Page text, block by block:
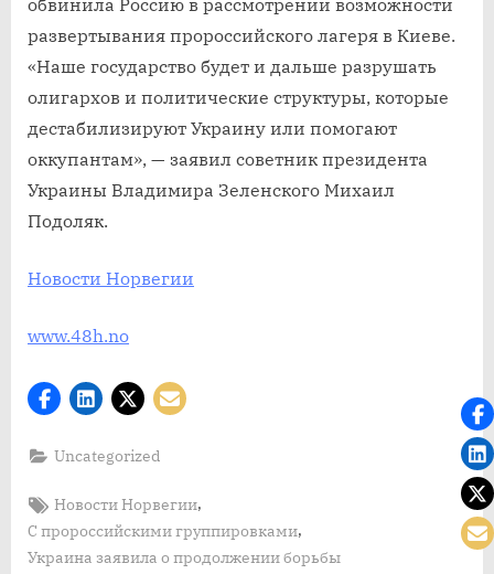
с
обвинила Россию в рассмотрении возможности
развертывания пророссийского лагеря в Киеве.
«Наше государство будет и дальше разрушать
олигархов и политические структуры, которые
дестабилизируют Украину или помогают
оккупантам», — заявил советник президента
Украины Владимира Зеленского Михаил
Подоляк.
Новости Норвегии
www.48h.no
Uncategorized
Tags:
Новости Норвегии,
С пророссийскими группировками,
Украина заявила о продолжении борьбы